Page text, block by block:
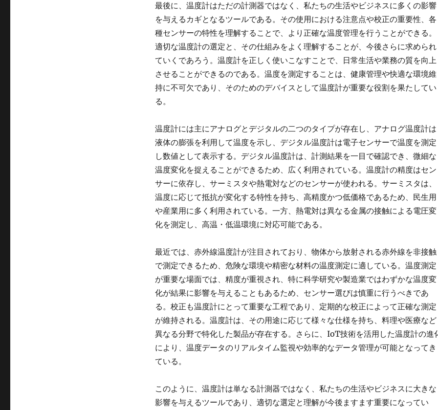
最後に、温度計はただの計測器ではなく、私たちの生活やビジネスに多くの影響
を与えるカギとなるツールである。その使用における注意点や校正の重要性、各
種センサーの特性を理解することで、より正確な温度管理を行うことができる。
適切な温度計の選定と、その仕組みをよく理解することが、今後さらに求められ
ていくであろう。温度計を正しく使いこなすことで、日常生活や業務の質を向上
させることができるのである。温度を測定することは、健康管理や快適な環境維
持に不可欠であり、そのためのデバイスとして温度計が重要な役割を果たしてい
る。
温度計には主にアナログとデジタルの二つのタイプが存在し、アナログ温度計は
液体の膨張を利用して温度を示し、デジタル温度計は電子センサーで温度を測定
し数値として表示する。デジタル温度計は、計測結果を一目で確認でき、微細な
温度変化を捉えることができるため、広く利用されている。温度計の精度はセン
サーに依存し、サーミスタや熱電対などのセンサーが使われる。サーミスタは、
温度に応じて抵抗が変化する特性を持ち、高精度かつ低価格であるため、民生用
や産業用に多く利用されている。一方、熱電対は異なる金属の接触による電圧変
化を測定し、高温・低温環境に対応可能である。
最近では、赤外線温度計が注目されており、物体から放射される赤外線を非接触
で測定できるため、危険な環境や精密な材料の温度測定に適している。温度測定
が重要な場面では、精度が重視され、特に科学研究や製造業ではわずかな温度変
化が結果に影響を与えることもあるため、センサー選びは慎重に行うべきであ
る。校正も温度計にとって重要な工程であり、定期的な校正によって正確な測定
が維持される。温度計は、その用途に応じて様々な仕様を持ち、料理や医療など
異なる分野で特化した製品が存在する。さらに、IoT技術を活用した温度計の進
により、温度データのリアルタイム監視や効率的なデータ管理が可能となってき
ている。
このように、温度計は単なる計測器ではなく、私たちの生活やビジネスに大きな
影響を与えるツールであり、適切な選定と理解が今後ますます重要になってい